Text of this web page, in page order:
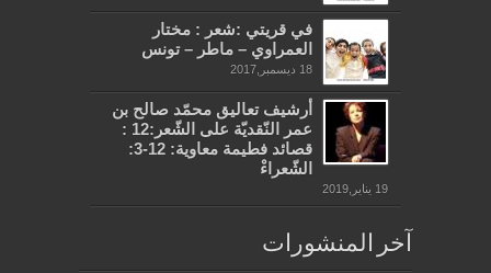
في قريتي :شعر : مختار
العمراوي – ماطر – تونس
18 ديسمبر,2017
أرشيف تعاليق محمّد صالح بن
عمر النّقديّة على الشّعر:12 :
قصائد فطيمة معاوية: 12-3:
الشّعراءْ
19 يناير,2019
آخر المنشورات